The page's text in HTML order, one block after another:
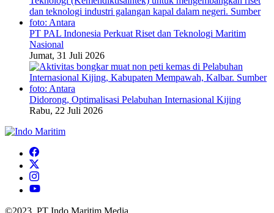
PT PAL Indonesia Perkuat Riset dan Teknologi Maritim
Nasional
Jumat, 31 Juli 2026
Didorong, Optimalisasi Pelabuhan Internasional Kijing
Rabu, 22 Juli 2026
©2023. PT Indo Maritim Media